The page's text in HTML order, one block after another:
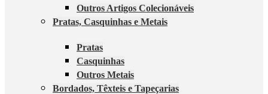
Outros Artigos Colecionáveis
Pratas, Casquinhas e Metais
Pratas
Casquinhas
Outros Metais
Bordados, Têxteis e Tapeçarias